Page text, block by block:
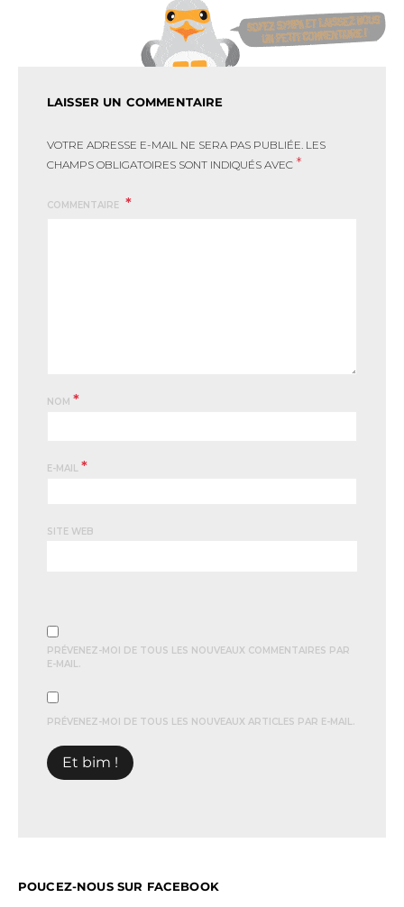
LAISSER UN COMMENTAIRE
VOTRE ADRESSE E-MAIL NE SERA PAS PUBLIÉE. LES
CHAMPS OBLIGATOIRES SONT INDIQUÉS AVEC *
COMMENTAIRE
NOM *
E-MAIL *
SITE WEB
PRÉVENEZ-MOI DE TOUS LES NOUVEAUX COMMENTAIRES PAR
E-MAIL.
PRÉVENEZ-MOI DE TOUS LES NOUVEAUX ARTICLES PAR E-MAIL.
POUCEZ-NOUS SUR FACEBOOK